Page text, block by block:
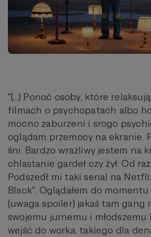
"(...) Ponoć osoby, które
filmach o psychopatach albo
mocno zaburzeni i srogo
oglądam przemocy na ekranie.
śni. Bardzo wrażliwy jestem na
chlastanie gardeł czy żył. Od
Podszedł mi taki serial na
Black". Oglądałem do
(uwaga spoiler) jakaś tam gang
swojemu jurnemu i młodszemu
wejść do worka, takiego dla